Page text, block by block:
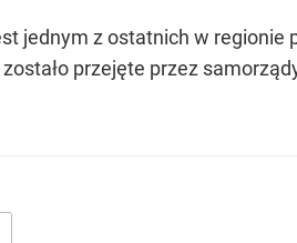
jednym z ostatnich w
przejęte przez